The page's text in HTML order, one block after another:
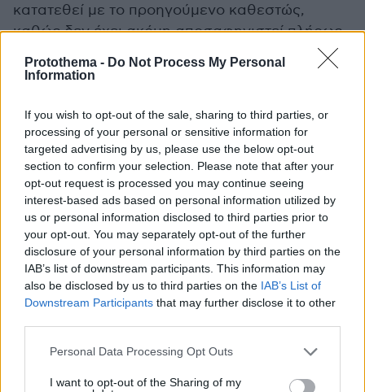
Protothema - Do Not Process My Personal
Information
If you wish to opt-out of the sale, sharing to third parties, or
processing of your personal or sensitive information for
targeted advertising by us, please use the below opt-out
section to confirm your selection. Please note that after your
opt-out request is processed you may continue seeing
interest-based ads based on personal information utilized by
us or personal information disclosed to third parties prior to
your opt-out. You may separately opt-out of the further
disclosure of your personal information by third parties on the
IAB’s list of downstream participants. This information may
also be disclosed by us to third parties on the IAB’s List of
Downstream Participants that may further disclose it to other
Please note that this website/app uses one or more Google
not limited to your visit or usage behaviour. You may click to
Personal Data Processing Opt Outs
I want to opt-out of the Sharing of my
κατατεθεί με το προηγούμενο καθεστώς,
καθώς δεν έχει ακόμη αποσαφηνιστεί πλήρως
αν θα συνεχίσουν την πορεία τους μέσω της
υφιστάμενης διαδικασίας ή αν θα χρειαστεί να
συστήματος κάνοντας απ’ την αρχή τις
απαιτούμενες διαδικασίες.
Μάλιστα πληροφορίες αναφέρουν πως η νέα
έμφαση σε επενδύσεις μεγαλύτερης κλίμακας
ενδέχεται να οδηγήσει ορισμένα μικρότερα
σχέδια, κάτω των 50 εκατ. ευρώ, προς άλλα
διαθέσιμα καθεστώτα ενίσχυσης, όπως ο
αναπτυξιακός νόμος, χωρίς ωστόσο να έχουν
ληφθεί μέχρι στιγμής οριστικές αποφάσεις.